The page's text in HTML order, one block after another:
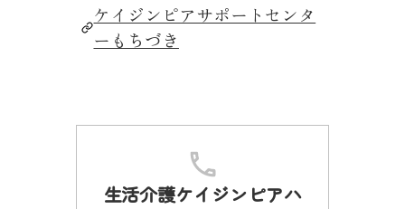
ケイジンピアサポートセンタ
ーもちづき
生活介護ケイジンピアハ